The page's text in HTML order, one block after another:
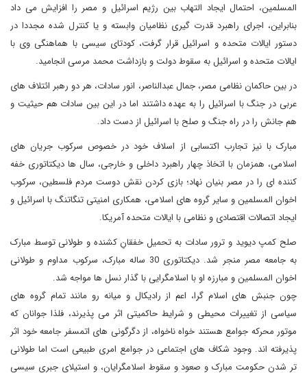
المسلمین، احتمال ایجاد التهاب بین رژیم اسرائیل و مصر را افزایش می داد
بنابراین، اجرای راهبرد قدرت گیری نظامیان وابسته و یا کنترل شده مجددا در
دستور ایالات متحده و اسرائیل قرار گرفت، کودتای سیسی با هماهنگی وی با
ایالات متحده و اسرائیل به سقوط دولت و بازداشت محمد مرسی انجامید.
در بین حاکمان نظامی مصر، جمال عبدالناصر، انور سادات، هر دو رهبر ائتلاف های
عربی در جنگ با اسرائیل را به عهده داشتند اما در این بین سادات هم حیثیت و
هم جانش را در راه جنگ و صلح با اسرائیل از دست داد.
مبارک با نیز تجارب اکتسابی از اسلاف خود در خصوص سرکوب جریان های
اسلامی، همزمان با اتخاذ چهار راهبرد داخلی و خارجی، سال ها دیکتاتوری خفه
کننده ای را در مصر بنیان نهاد؛ بازی کردن نقش دوست مردم فلسطین، سرکوب
اخوان المسلمین و سایر گروه های اسلامی، همکاری امنیتی تنگاتنگ با اسرائیل و
ایجاد اتصالات اقتصادی و نظامی با ایالات متحده آمریکا.
صلح کمپ دیوید و ترور سادات به تحمیل خفقانِ کشنده و طولانی توسط مبارک
به جامعه مصر منجر شد. دیکتاتوری 30 ساله مبارک، سرکوب مداوم و طولانی
اخوان المسلمین و مبارزه او با اسلامگرایی با گذار نسل ها مواجه شد.
چون جنبش های اسلام گرا، اعم از رادیکال و میانه رو مانند تمام گروه های
سیاسی از تغییرات محیطی و شرایط حاکمیتی اثر می پذیرند، فلذا جوانان که
موتور محرکه جوامع هستند خواه ناخواه، از دگرگونی های اتمسفر جامعه خود اثر
پذیرفته اند. وجود شکاف های اجتماعی در جوامع امری طبیعی است اما طولانی
تر شدن حکومت مبارک و صعود و سقوط اسلامگرایان، و استیلای جبری سیسی